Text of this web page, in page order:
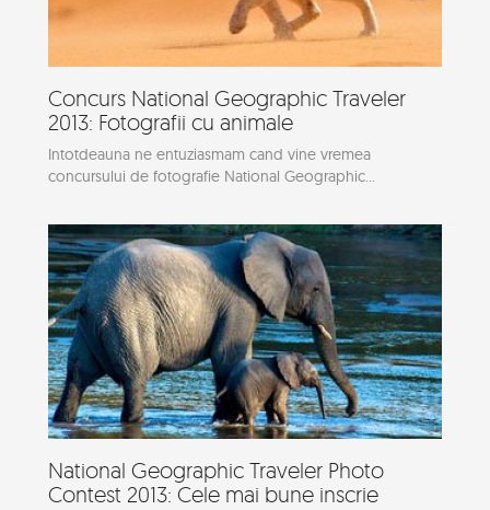
Concurs National Geographic Traveler
2013: Fotografii cu animale
Intotdeauna ne entuziasmam cand vine vremea
concursului de fotografie National Geographic...
National Geographic Traveler Photo
Contest 2013: Cele mai bune inscrie